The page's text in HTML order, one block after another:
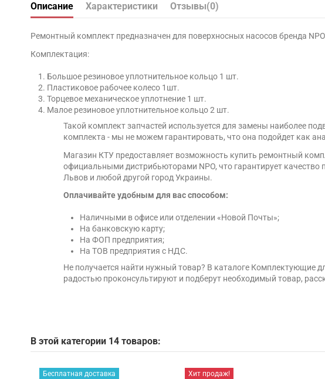
Описание Характеристики Отзывы(0)
Ремонтный комплект предназначен для поверхносных насосов бренда
Комплектация:
Большое резиновое уплотнительное кольцо 1 шт.
Пластиковое рабочее колесо 1шт.
Торцевое механическое уплотнение 1 шт.
Малое резиновое уплотнительное кольцо 2 шт.
Такой комплект запчастей используется для замены наиболее
комплекта - мы не можем гарантировать, что она подойдет как
Магазин КТУ предоставляет возможность купить ремонтный
официальными дистрибьюторами NPO, что гарантирует
Львов и любой другой город Украины.
Оплачивайте удобным для вас способом:
Наличными в офисе или отделении «Новой Почты»;
На банковскую карту;
На ФОП предприятия;
На ТОВ предприятия с НДС.
Не получается найти нужный товар? В каталоге Комплектующие
радостью проконсультируют и подберут необходимый товар,
В этой категории 14 товаров:
Бесплатная доставка
Хит продаж!